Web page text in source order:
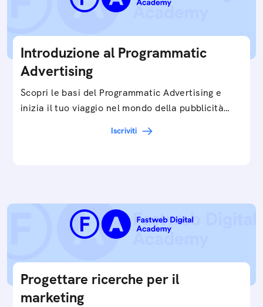
Introduzione al Programmatic
Advertising
Scopri le basi del Programmatic Advertising e
inizia il tuo viaggio nel mondo della pubblicità
Iscriviti
Progettare ricerche per il
marketing